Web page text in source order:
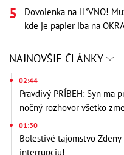
Dovolenka na H*VNO!
kde je papier iba na
NAJNOVŠIE ČLÁNKY
02:44
Pravdivý PRÍBEH: Syn ma
nočný rozhovor všetko
01:30
Bolestivé tajomstvo
interrupciu!